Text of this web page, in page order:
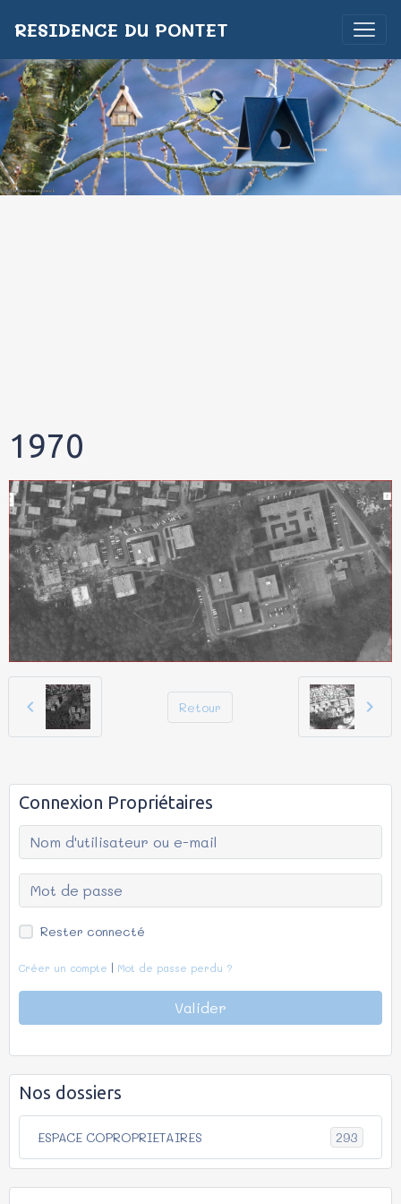
RESIDENCE DU PONTET
1970
Retour
Connexion Propriétaires
Rester connecté
Créer un compte Mot de passe perdu ?
Valider
Nos dossiers
ESPACE COPROPRIETAIRES 293